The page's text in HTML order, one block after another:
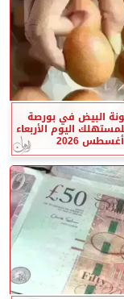
البيض في بورصة
اليوم الأربعاء